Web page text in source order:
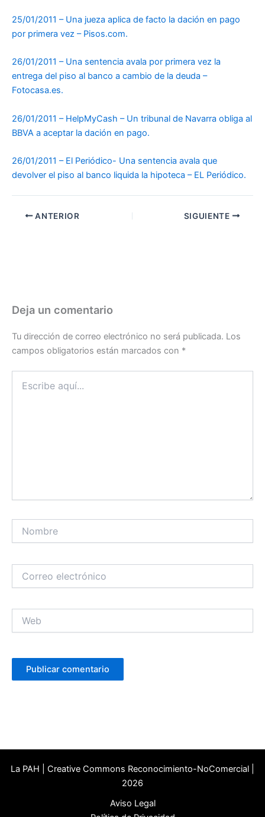
25/01/2011 – Una jueza aplica de facto la dación en pago
por primera vez – Pisos.com.
26/01/2011 – Una sentencia avala por primera vez la
entrega del piso al banco a cambio de la deuda –
Fotocasa.es.
26/01/2011 – HelpMyCash – Un tribunal de Navarra obliga al
BBVA a aceptar la dación en pago.
26/01/2011 – El Periódico- Una sentencia avala que
devolver el piso al banco liquida la hipoteca – EL Periódico.
ANTERIOR SIGUIENTE
Deja un comentario
Tu dirección de correo electrónico no será publicada. Los
campos obligatorios están marcados con *
aquí...
electrónico
La PAH | Creative Commons Reconocimiento-NoComercial |
2026
Aviso Legal